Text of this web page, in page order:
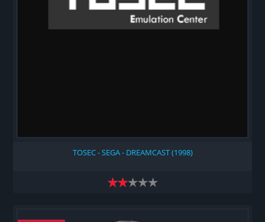
TOSEC - SEGA - DREAMCAST (1998)